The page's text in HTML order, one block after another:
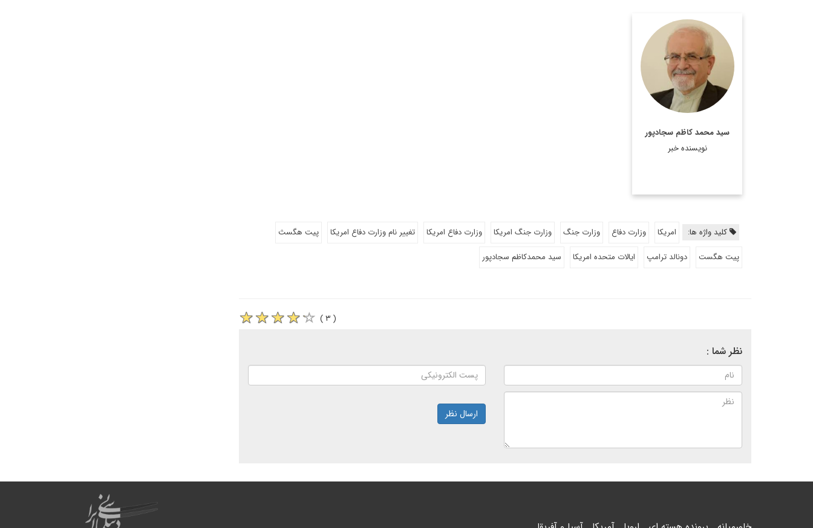
سید محمد کاظم سجادپور
نویسنده خبر
رئیس پیشین مرکز
مطالعات سیاسی و
بین‌المللی وزارت امور
خارجه، دیپلمات ایرانی،
استاد تمام در رشته روابط
علمی دانشکده روابط
بین‌الملل وزارت امور خارجه
کلید واژه ها: امریکا وزارت دفاع وزارت جنگ وزارت جنگ امریکا وزارت دفاع امریکا تغییر نام وزارت دفاع امریکا
پیت هگسث
پیت هگست
دونالد ترامپ ایالات متحده امریکا سید محمدکاظم سجادپور
( ۳ )
نظر شما :
ارسال نظر